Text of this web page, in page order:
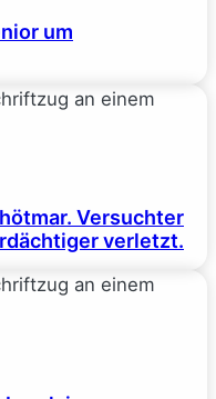
um
Versuchter
verletzt.